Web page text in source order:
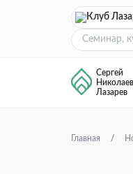
Сергей
Лазарев
Главная